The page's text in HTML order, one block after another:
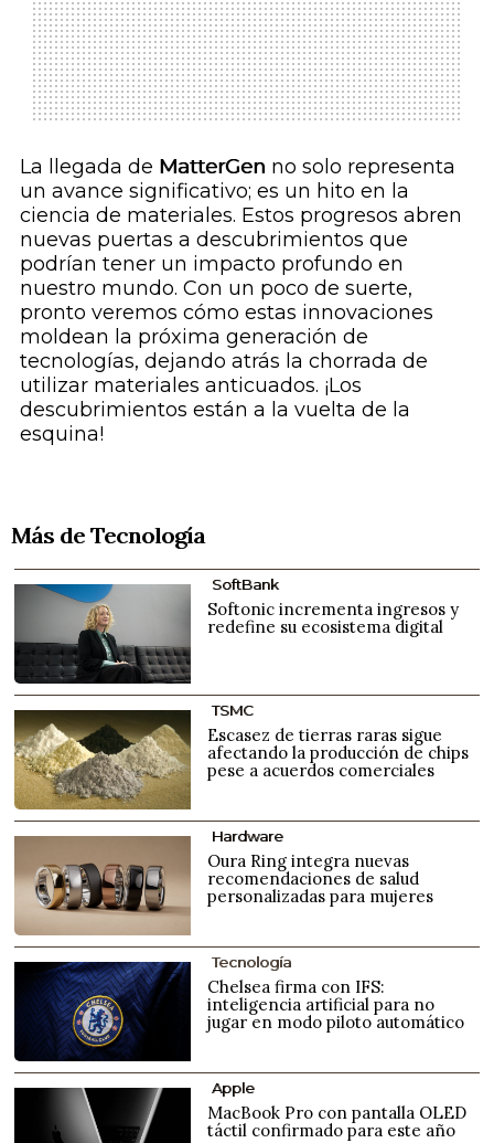
La llegada de MatterGen no solo representa
un avance significativo; es un hito en la
ciencia de materiales. Estos progresos abren
nuevas puertas a descubrimientos que
podrían tener un impacto profundo en
nuestro mundo. Con un poco de suerte,
pronto veremos cómo estas innovaciones
moldean la próxima generación de
tecnologías, dejando atrás la chorrada de
utilizar materiales anticuados. ¡Los
descubrimientos están a la vuelta de la
esquina!
Más de Tecnología
SoftBank
Softonic incrementa ingresos y
redefine su ecosistema digital
TSMC
Escasez de tierras raras sigue
afectando la producción de chips
pese a acuerdos comerciales
Hardware
Oura Ring integra nuevas
recomendaciones de salud
personalizadas para mujeres
Tecnología
Chelsea firma con IFS:
inteligencia artificial para no
jugar en modo piloto automático
Apple
MacBook Pro con pantalla OLED
táctil confirmado para este año